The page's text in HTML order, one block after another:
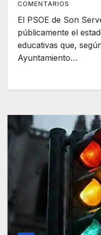
COMENTARIOS
El PSOE de Son
públicamente el
educativas que,
Ayuntamiento…